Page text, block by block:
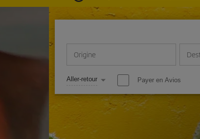
Origine
Aller-retour Payer en Avios